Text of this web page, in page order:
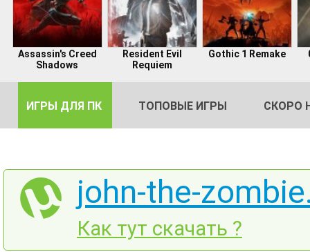
Assassin's Creed
Shadows
Resident Evil
Requiem
Gothic 1 Remake
ИГРЫ ДЛЯ ПК ТОПОВЫЕ ИГРЫ СКОРО
john-the-
Как тут скачать ?